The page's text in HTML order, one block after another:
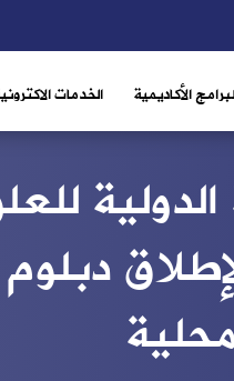
الأكاديمية الخدمات